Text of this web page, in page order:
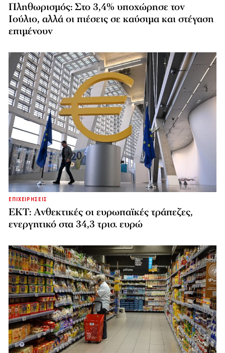
Πληθωρισμός: Στο 3,4% υποχώρησε τον
Ιούλιο, αλλά οι πιέσεις σε καύσιμα και στέγαση
επιμένουν
ΕΠΙΧΕΙΡΗΣΕΙΣ
ΕΚΤ: Ανθεκτικές οι ευρωπαϊκές τράπεζες,
ενεργητικό στα 34,3 τρισ. ευρώ